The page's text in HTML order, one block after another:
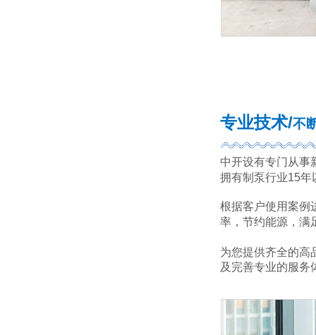
专业技术/不
中开设有专门从事
拥有制泵行业15年
根据客户使用案例
率，节约能源，满
为您提供齐全的高
及完善专业的服务